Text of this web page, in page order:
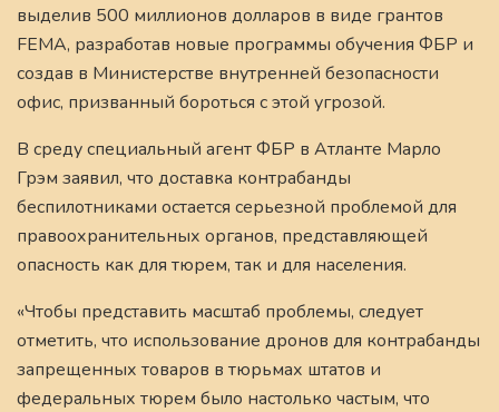
выделив 500 миллионов долларов в виде грантов
FEMA, разработав новые программы обучения ФБР и
создав в Министерстве внутренней безопасности
офис, призванный бороться с этой угрозой.
В среду специальный агент ФБР в Атланте Марло
Грэм заявил, что доставка контрабанды
беспилотниками остается серьезной проблемой для
правоохранительных органов, представляющей
опасность как для тюрем, так и для населения.
«Чтобы представить масштаб проблемы, следует
отметить, что использование дронов для контрабанды
запрещенных товаров в тюрьмах штатов и
федеральных тюрем было настолько частым, что